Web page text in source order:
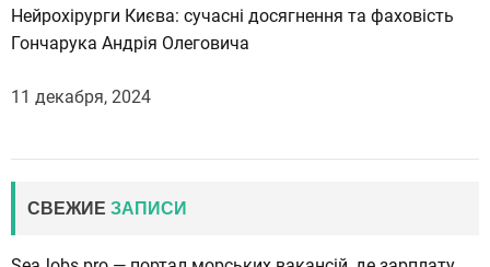
Нейрохірурги Києва: сучасні досягнення та фаховість
Гончарука Андрія Олеговича
11 декабря, 2024
СВЕЖИЕ ЗАПИСИ